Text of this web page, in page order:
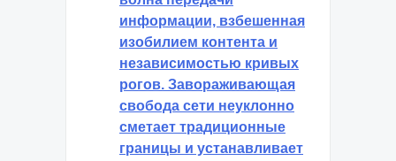
информации, взбешенная
изобилием контента и
независимостью кривых
рогов. Завораживающая
свобода сети неуклонно
сметает традиционные
границы и устанавливает